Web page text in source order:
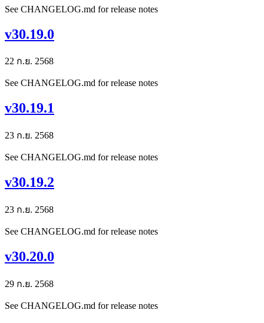
See CHANGELOG.md for release notes
v30.19.0
22 ก.ย. 2568
See CHANGELOG.md for release notes
v30.19.1
23 ก.ย. 2568
See CHANGELOG.md for release notes
v30.19.2
23 ก.ย. 2568
See CHANGELOG.md for release notes
v30.20.0
29 ก.ย. 2568
See CHANGELOG.md for release notes